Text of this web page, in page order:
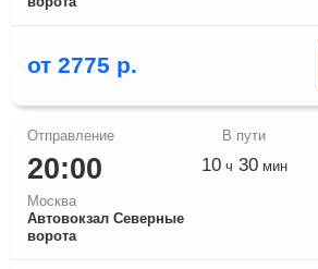
от 2775 р.
20:00
Москва
Автовокзал Северные
ворота
10ч 30мин